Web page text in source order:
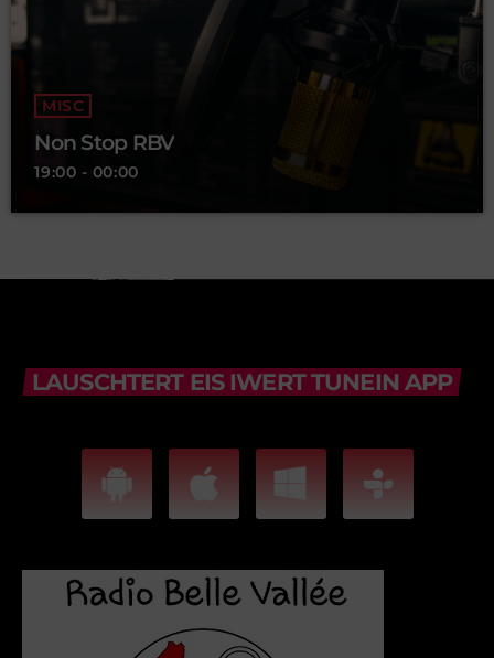
MISC
Non Stop RBV
19:00 - 00:00
LAUSCHTERT EIS IWERT TUNEIN APP